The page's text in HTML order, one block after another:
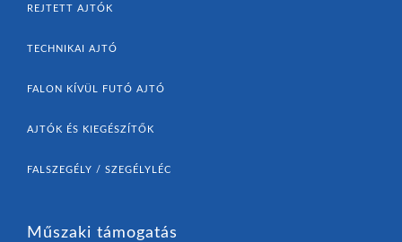
REJTETT AJTÓK
TECHNIKAI AJTÓ
FALON KÍVÜL FUTÓ AJTÓ
AJTÓK ÉS KIEGÉSZÍTŐK
FALSZEGÉLY / SZEGÉLYLÉC
Műszaki támogatás